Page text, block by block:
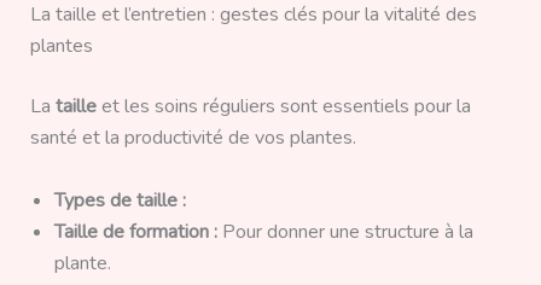
La taille et l’entretien : gestes clés pour la vitalité des
plantes
La tailleet les soins réguliers sont essentiels pour la
santé et la productivité de vos plantes.
Types de taille :
Taille de formation :Pour donner une structure à la
plante.